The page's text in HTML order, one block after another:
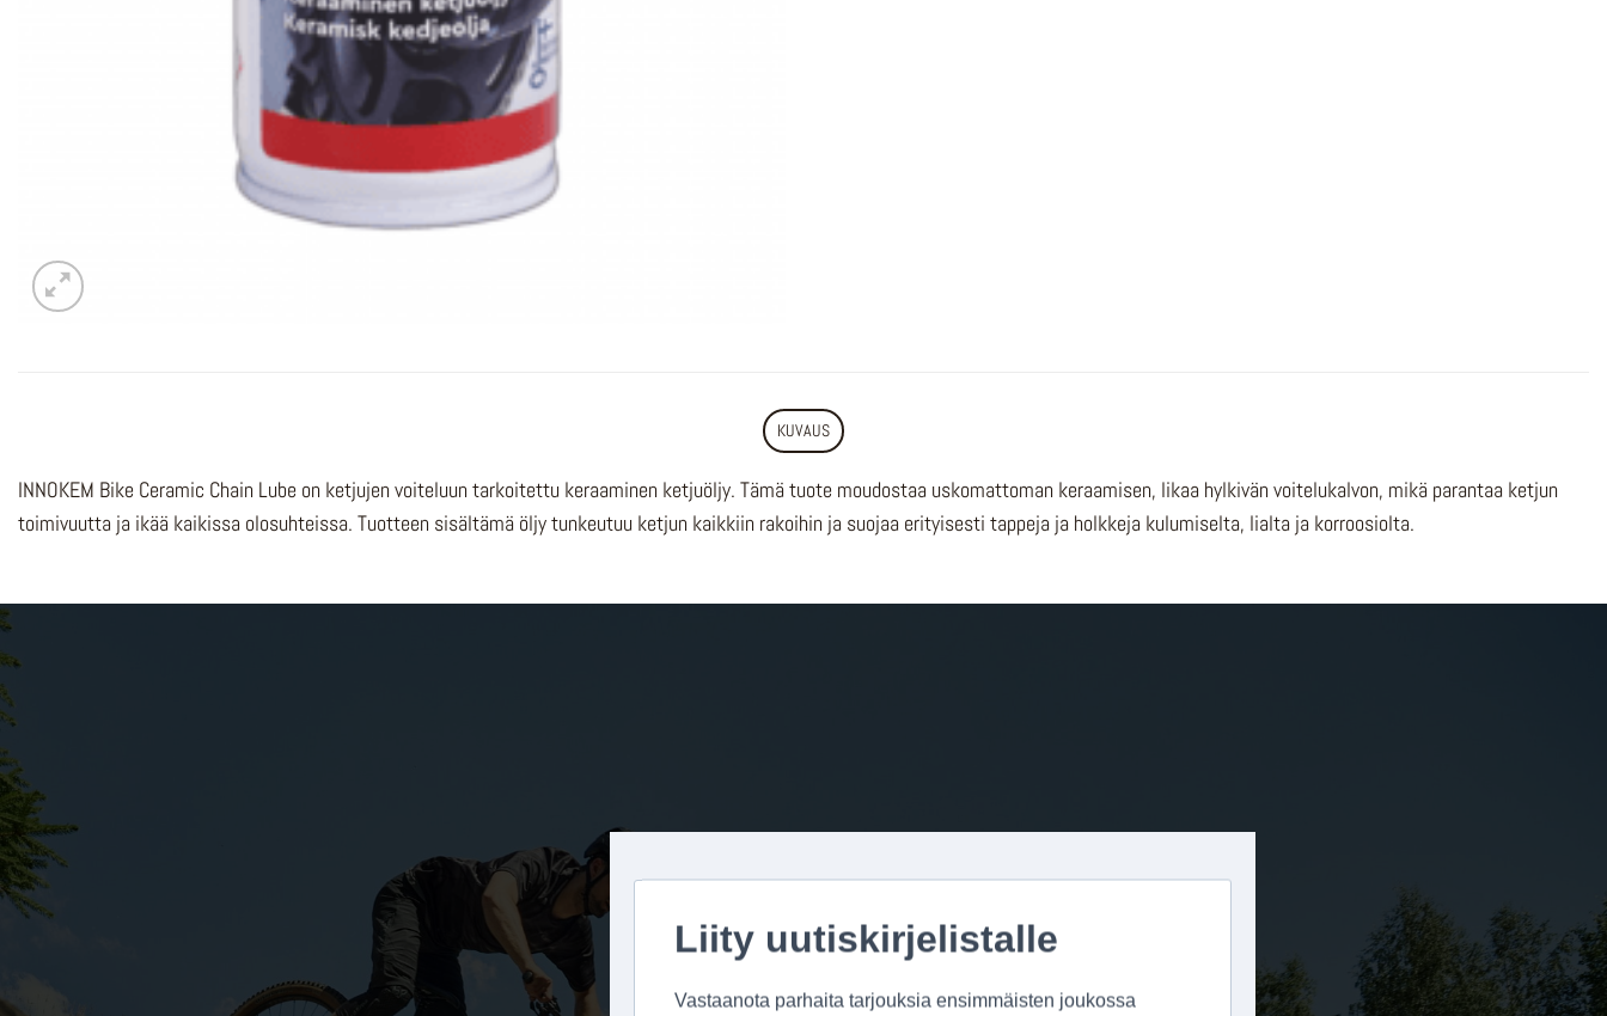
KUVAUS
INNOKEM Bike Ceramic Chain Lube on ketjujen voiteluun tarkoitettu keraaminen ketjuöljy. Tämä tuote moudostaa uskomattoman keraamisen, likaa hylkivän voitelukalvon, mikä parantaa ketjun
toimivuutta ja ikää kaikissa olosuhteissa. Tuotteen sisältämä öljy tunkeutuu ketjun kaikkiin rakoihin ja suojaa erityisesti tappeja ja holkkeja kulumiselta, lialta ja korroosiolta.